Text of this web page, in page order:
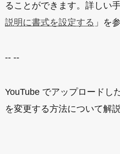
ることができます。詳しい
説明に書式を設定する 」を
-- --
YouTube でアップロードし
を変更する方法について解